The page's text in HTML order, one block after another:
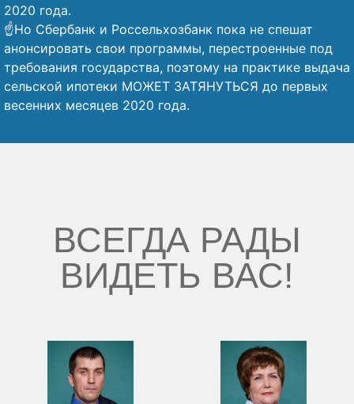
2020 года.
☝️Но Сбербанк и Россельхозбанк пока не спешат
анонсировать свои программы, перестроенные под
требования государства, поэтому на практике выдача
сельской ипотеки МОЖЕТ ЗАТЯНУТЬСЯ до первых
весенних месяцев 2020 года.
ВСЕГДА РАДЫ
ВИДЕТЬ ВАС!